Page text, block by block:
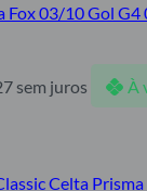
Fox 03/10 Gol G4
sem juros À